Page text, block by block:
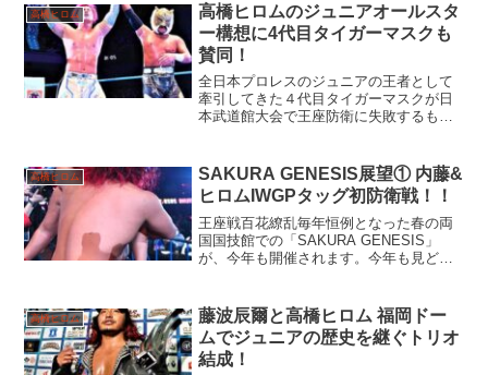
高橋ヒロム
高橋ヒロムのジュニアオールスタ
ー構想に4代目タイガーマスクも
賛同！
全日本プロレスのジュニアの王者として
牽引してきた４代目タイガーマスクが日
本武道館大会で王座防衛に失敗するも、
高橋ヒロム
SAKURA GENESIS展望① 内藤&
ヒロムIWGPタッグ初防衛戦！！
王座戦百花繚乱毎年恒例となった春の両
国国技館での「SAKURA GENESIS」
が、今年も開催されます。今年も見どこ
ァイナル前のIWGPタッグ選手権試合で
す。内藤哲也選...
高橋ヒロム
藤波辰爾と高橋ヒロム 福岡ドー
ムでジュニアの歴史を継ぐトリオ
結成！